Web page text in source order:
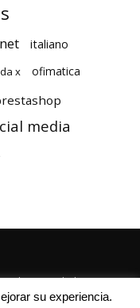
italiano
x ofimatica
media
de Privacidad
su experiencia.